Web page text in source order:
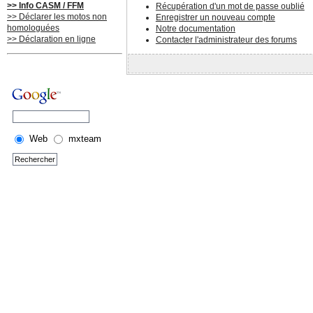
>> Info CASM / FFM
>> Déclarer les motos non
homologuées
>> Déclaration en ligne
Web mxteam
Récupération d'un mot de passe oublié
Enregistrer un nouveau compte
Notre documentation
Contacter l'administrateur des forums